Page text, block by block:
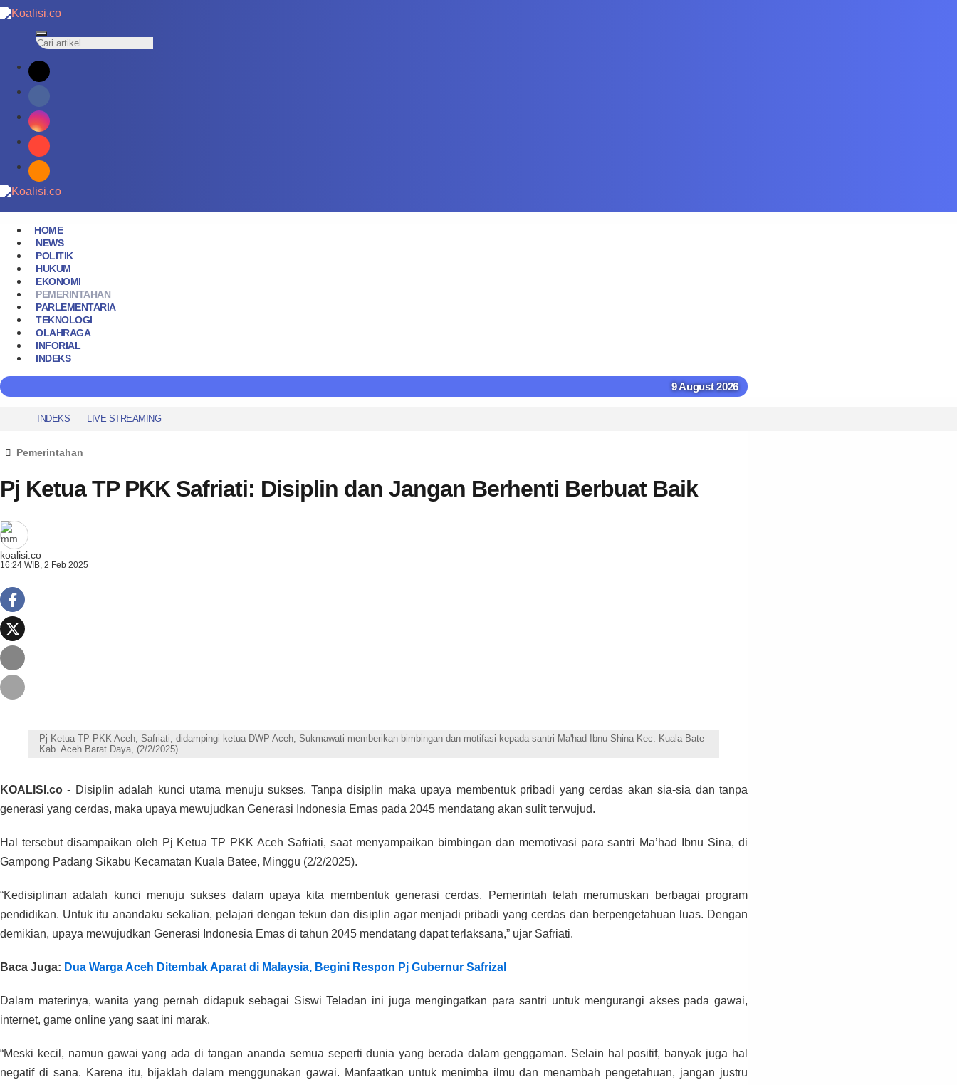
HOME
NEWS
POLITIK
HUKUM
EKONOMI
PEMERINTAHAN
PARLEMENTARIA
TEKNOLOGI
OLAHRAGA
INFORIAL
INDEKS
9 August 2026
INDEKS LIVE STREAMING
Pemerintahan
Pj Ketua TP PKK Safriati: Disiplin dan Jangan Berhenti Berbuat Baik
koalisi.co
16:24 WIB, 2 Feb 2025
Pj Ketua TP PKK Aceh, Safriati, didampingi ketua DWP Aceh, Sukmawati memberikan bimbingan dan motifasi kepada santri Ma'had Ibnu Shina Kec. Kuala Bate
Kab. Aceh Barat Daya, (2/2/2025).
KOALISI.co - Disiplin adalah kunci utama menuju sukses. Tanpa disiplin maka upaya membentuk pribadi yang cerdas akan sia-sia dan tanpa
generasi yang cerdas, maka upaya mewujudkan Generasi Indonesia Emas pada 2045 mendatang akan sulit terwujud.
Hal tersebut disampaikan oleh Pj Ketua TP PKK Aceh Safriati, saat menyampaikan bimbingan dan memotivasi para santri Ma’had Ibnu Sina, di
Gampong Padang Sikabu Kecamatan Kuala Batee, Minggu (2/2/2025).
“Kedisiplinan adalah kunci menuju sukses dalam upaya kita membentuk generasi cerdas. Pemerintah telah merumuskan berbagai program
pendidikan. Untuk itu anandaku sekalian, pelajari dengan tekun dan disiplin agar menjadi pribadi yang cerdas dan berpengetahuan luas. Dengan
demikian, upaya mewujudkan Generasi Indonesia Emas di tahun 2045 mendatang dapat terlaksana,” ujar Safriati.
Baca Juga: Dua Warga Aceh Ditembak Aparat di Malaysia, Begini Respon Pj Gubernur Safrizal
Dalam materinya, wanita yang pernah didapuk sebagai Siswi Teladan ini juga mengingatkan para santri untuk mengurangi akses pada gawai,
internet, game online yang saat ini marak.
“Meski kecil, namun gawai yang ada di tangan ananda semua seperti dunia yang berada dalam genggaman. Selain hal positif, banyak juga hal
negatif di sana. Karena itu, bijaklah dalam menggunakan gawai. Manfaatkan untuk menimba ilmu dan menambah pengetahuan, jangan justru